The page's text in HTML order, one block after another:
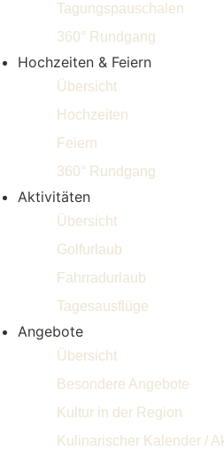
Tagungspauschalen
360° Rundgang
Hochzeiten & Feiern
Übersicht
Hochzeiten
Feiern
360° Rundgang
Aktivitäten
Übersicht
Golfurlaub
Fahrradurlaub
Tagesausflüge
Angebote
Übersicht
Besondere Angebote
Kultur in der Region
Kulinarischer Kalender /